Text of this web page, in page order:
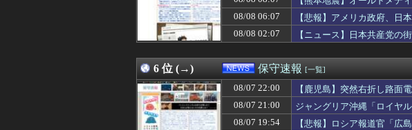
08/08 10:09
国連が事実上の機能停止に陥りつつある
08/08 10:07
【速報】韓国サッカー協会、W杯・五輪
08/08 10:05
【朗報】Amazon、汗が飛び散る灼熱の「
08/08 10:00
映画『アルマゲドン』は正しかった？ 小
08/08 10:00
フリマ民「あと500円値下げ出来ませんか
08/08 10:00
京大病院、脳腫瘍手術でとんでもないミ
08/08 10:00
【朗報】佐藤二朗さん、ハグを報告
08/08 10:00
【税金】性加害のGEZA、外務省の外郭
08/08 10:00
財源なき減税、揺らぐ信認 積極財政に
08/08 06:07
【悲報】アメリカ政府、日
08/08 02:07
【ニュース】日本共産党の
6 位 (→) 保守速報 [一覧]
08/07 22:00
【鹿児島】突然右折し路
08/07 21:00
ジャングリア沖縄「ロイヤ
08/07 19:54
【悲報】ロシア報道官「広